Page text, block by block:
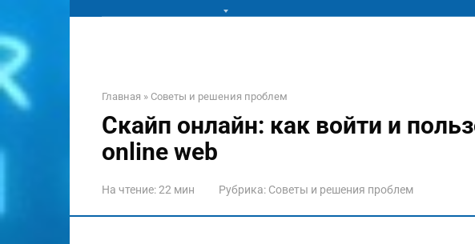
Главная » Советы и решения проблем
Скайп онлайн: как войти и
online web
На чтение:22 мин Рубрика: Советы и решения проблем